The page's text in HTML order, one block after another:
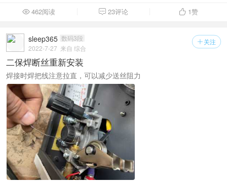
462阅读  23评论  1赞
 关注
sleep365 数码3段
2022-7-27 来自 综合
二保焊断丝重新安装
焊接时焊把线注意拉直，可以减少送丝阻力